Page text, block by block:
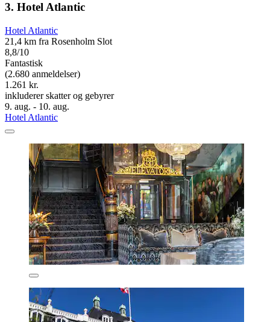
3. Hotel Atlantic
Hotel Atlantic
21,4 km fra Rosenholm Slot
8,8/10
Fantastisk
(2.680 anmeldelser)
1.261 kr.
inkluderer skatter og gebyrer
9. aug. - 10. aug.
Hotel Atlantic